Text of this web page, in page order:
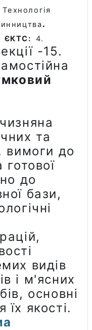
.
ЄКТС: 4.
-15.
та
вимоги до
готової
до
бази,
видів
і м'ясних
основні
якості.